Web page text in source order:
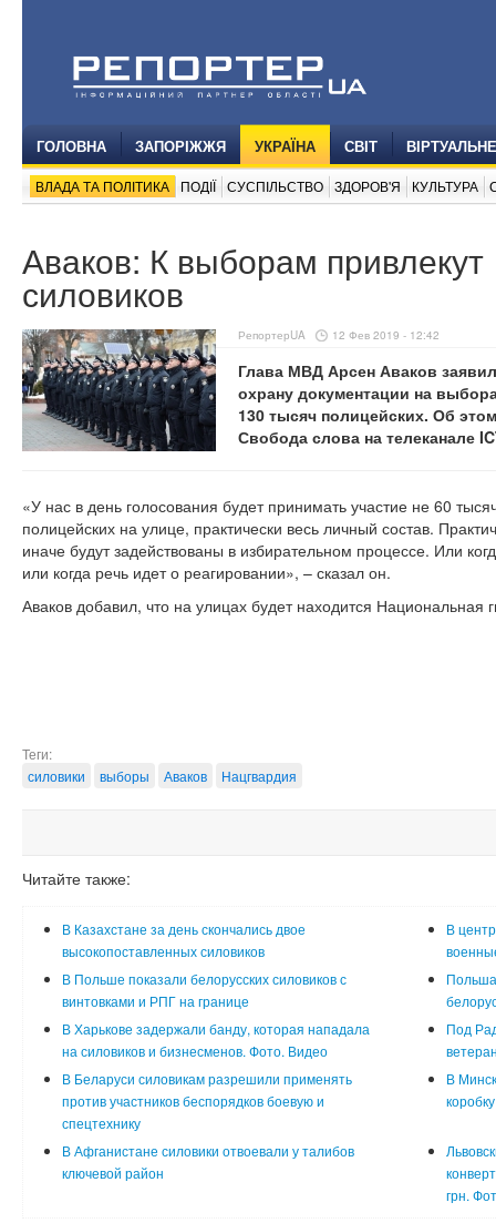
ГОЛОВНА ЗАПОРІЖЖЯ УКРАЇНА СВІТ
ВЛАДА ТА ПОЛІТИКА ПОДІЇ СУСПІЛЬСТВО ЗДОРОВ'Я КУЛЬТУРА
Аваков: К выборам
силовиков
РепортерUA 12 Фев 2019 - 12:42
Глава МВД Арсен Аваков
охрану документации на
130 тысяч полицейских. Об
Свобода слова на телеканале
«У нас в день голосования будет принимать участие не 60
полицейских на улице, практически весь личный состав.
иначе будут задействованы в избирательном процессе. Или
или когда речь идет о реагировании», – сказал он.
Аваков добавил, что на улицах будет находится Национальная
Теги:
силовики
выборы Аваков Нацгвардия
Читайте также:
В Казахстане за день скончались двое
высокопоставленных силовиков
В
В Польше показали белорусских силовиков с
винтовками и РПГ на границе
В Харькове задержали банду, которая нападала
на силовиков и бизнесменов. Фото. Видео
Под
В Беларуси силовикам разрешили применять
против участников беспорядков боевую и
спецтехнику
В
В Афганистане силовики отвоевали у талибов
ключевой район
грн.